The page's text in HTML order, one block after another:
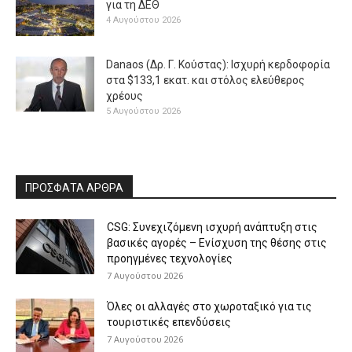
για τη ΔΕΘ
4 Αυγούστου 2026
Danaos (Δρ. Γ. Κούστας): Ισχυρή κερδοφορία
στα $133,1 εκατ. και στόλος ελεύθερος
χρέους
5 Αυγούστου 2026
ΠΡΟΣΦΑΤΑ ΑΡΘΡΑ
CSG: Συνεχιζόμενη ισχυρή ανάπτυξη στις
βασικές αγορές – Ενίσχυση της θέσης στις
προηγμένες τεχνολογίες
7 Αυγούστου 2026
Όλες οι αλλαγές στο χωροταξικό για τις
τουριστικές επενδύσεις
7 Αυγούστου 2026